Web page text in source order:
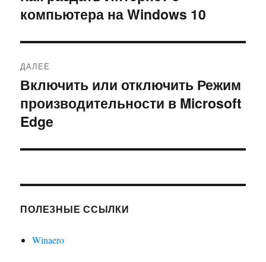
записям
запись:
компьютера на Windows 10
ДАЛЕЕ
Следующая
запись:
Включить или отключить Режим
производительности в Microsoft
Edge
ПОЛЕЗНЫЕ ССЫЛКИ
Winaero